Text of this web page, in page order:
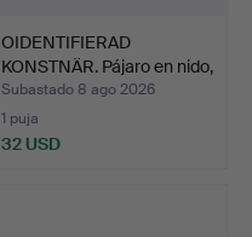
OIDENTIFIERAD
KONSTNÄR. Pájaro en nido,
ól…
Subastado 8 ago 2026
1 puja
32 USD